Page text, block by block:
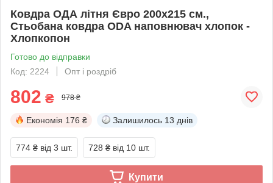
Ковдра ОДА літня Євро 200x215 см.,
Стьобана ковдра ODA наповнювач хлопок -
Хлопкопон
Готово до відправки
Код: 2224
Опт і роздріб
802 ₴ 978 ₴
Економія 176 ₴ Залишилось 13 днів
774 ₴ від 3 шт. 728 ₴ від 10 шт.
Купити